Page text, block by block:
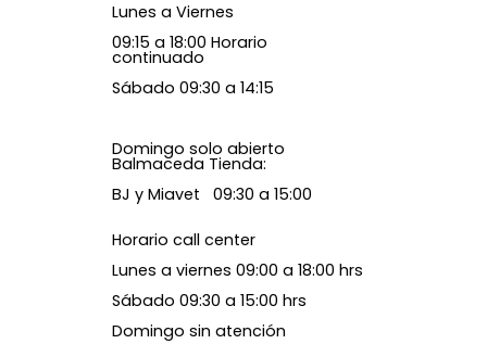
Lunes a Viernes
09:15 a 18:00 Horario
continuado
Sábado 09:30 a 14:15
Domingo solo abierto
Balmaceda Tienda:
BJ y Miavet 09:30 a 15:00
Horario call center
Lunes a viernes 09:00 a 18:00 hrs
Sábado 09:30 a 15:00 hrs
Domingo sin atención